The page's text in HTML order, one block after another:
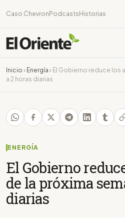
Caso Chevron Podcasts Historias
Inicio › Energía › El Gobierno reduce los
a 2 horas diarias
ENERGÍA
El Gobierno
de la próxima
diarias